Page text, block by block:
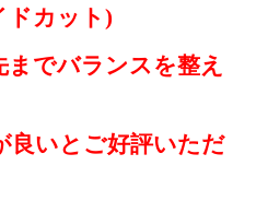
ドカット)
でバランスを整え
良いとご好評いただ